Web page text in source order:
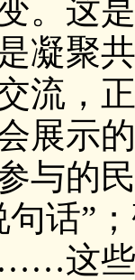
。这
凝聚
流，
展示
与的
话”
这些